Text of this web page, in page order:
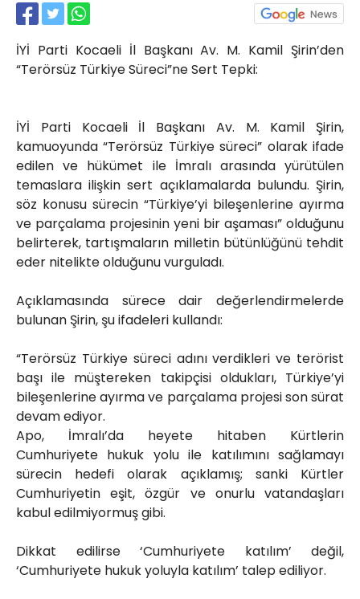
İYİ Parti Kocaeli İl Başkanı Av. M. Kamil Şirin’den
“Terörsüz Türkiye Süreci”ne Sert Tepki:
İYİ Parti Kocaeli İl Başkanı Av. M. Kamil Şirin,
kamuoyunda “Terörsüz Türkiye süreci” olarak ifade
edilen ve hükümet ile İmralı arasında yürütülen
temaslara ilişkin sert açıklamalarda bulundu. Şirin,
söz konusu sürecin “Türkiye’yi bileşenlerine ayırma
ve parçalama projesinin yeni bir aşaması” olduğunu
belirterek, tartışmaların milletin bütünlüğünü tehdit
eder nitelikte olduğunu vurguladı.
Açıklamasında sürece dair değerlendirmelerde
bulunan Şirin, şu ifadeleri kullandı:
“Terörsüz Türkiye süreci adını verdikleri ve terörist
başı ile müştereken takipçisi oldukları, Türkiye’yi
bileşenlerine ayırma ve parçalama projesi son sürat
devam ediyor.
Apo, İmralı’da heyete hitaben Kürtlerin
Cumhuriyete hukuk yolu ile katılımını sağlamayı
sürecin hedefi olarak açıklamış; sanki Kürtler
Cumhuriyetin eşit, özgür ve onurlu vatandaşları
kabul edilmiyormuş gibi.
Dikkat edilirse ‘Cumhuriyete katılım’ değil,
‘Cumhuriyete hukuk yoluyla katılım’ talep ediliyor.
Akkavaklar Caddesi No:17/4 İzmit-
KOCAELİ